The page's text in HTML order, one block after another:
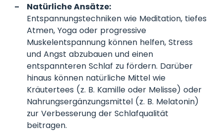
Natürliche Ansätze:
Entspannungstechniken wie Meditation, tiefes
Atmen, Yoga oder progressive
Muskelentspannung können helfen, Stress
und Angst abzubauen und einen
entspannteren Schlaf zu fördern. Darüber
hinaus können natürliche Mittel wie
Kräutertees (z. B. Kamille oder Melisse) oder
Nahrungsergänzungsmittel (z. B. Melatonin)
zur Verbesserung der Schlafqualität
beitragen.